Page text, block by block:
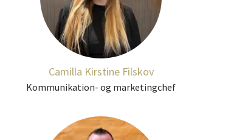
Camilla Kirstine Filskov
Kommunikation- og marketingchef